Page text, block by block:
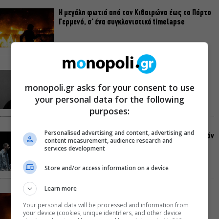
Η μεγάλη φωτιά από τον Κιθαιρώνα έως το Πόρτο
Γερμενό, σ’ ένα συγκλονιστικό timelapse
Ο Γιάννης Χαρούλης θα δώσει μια τελευταία
καλοκαιρινή συναυλία στο Θέατρο Γης
πολίτες β’ κατηγορίας, του Brian Friel για β’ σεζόν
στο Θέατρο Τζένη Καρέζη
Αττική, Στερεά Ελλάδα και Βόρειο Αιγαίο
monopoli.gr asks for your consent to use
your personal data for the following
purposes:
Personalised advertising and content, advertising and
content measurement, audience research and
services development
Store and/or access information on a device
Learn more
Your personal data will be processed and information from
your device (cookies, unique identifiers, and other device